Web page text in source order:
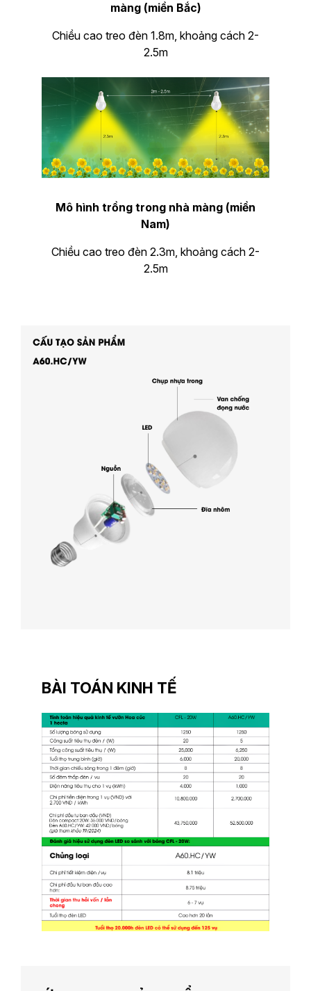
màng (miền Bắc)
Chiều cao treo đèn 1.8m, khoảng cách 2-
2.5m
Mô hình trồng trong nhà màng (miền
Nam)
Chiều cao treo đèn 2.3m, khoảng cách 2-
2.5m
BÀI TOÁN KINH TẾ